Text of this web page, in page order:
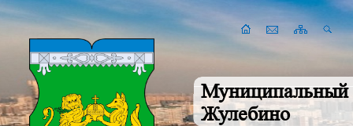
Муниципальный
Жулебино